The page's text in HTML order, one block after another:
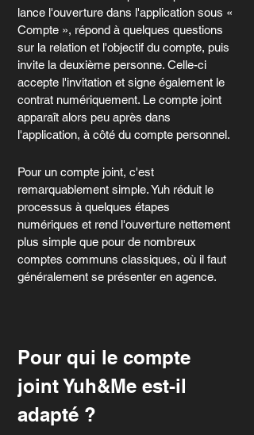
lance l'ouverture dans l'application sous «
Compte », répond à quelques questions
sur la relation et l'objectif du compte, puis
invite la deuxième personne. Celle-ci
accepte l'invitation et signe également le
contrat numériquement. Le compte joint
apparaît alors peu après dans
l'application, à côté du compte personnel.
Pour un compte joint, c'est
remarquablement simple. Yuh réduit le
processus à quelques étapes
numériques et rend l'ouverture nettement
plus simple que pour de nombreux
comptes communs classiques, où il faut
généralement se présenter en agence.
Pour qui le compte
joint Yuh&Me est-il
adapté ?